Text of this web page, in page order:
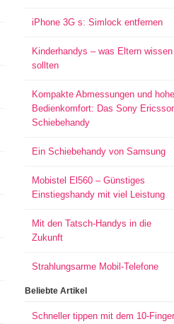
iPhone 3G s: Simlock entfernen
Kinderhandys – was Eltern wissen
sollten
Kompakte Abmessungen und
Bedienkomfort: Das Sony
Schiebehandy
Ein Schiebehandy von Samsung
Mobistel El560 – Günstiges
Einstiegshandy mit viel Leistung
Mit den Tatsch-Handys in die
Zukunft
Strahlungsarme Mobil-Telefone
Beliebte Artikel
Schneller tippen mit dem 10-